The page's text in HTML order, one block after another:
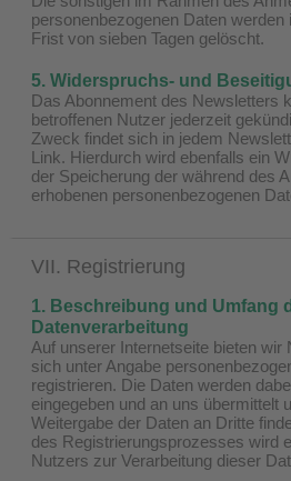
personenbezogenen Daten
Frist von sieben Tagen gelöscht.
5. Widerspruchs- und
Das Abonnement des Newsletters
betroffenen Nutzer jederzeit
Zweck findet sich in jedem
Link. Hierdurch wird ebenfalls ein
der Speicherung der während des
erhobenen personenbezogenen
VII. Registrierung
1. Beschreibung und Umfang
Datenverarbeitung
Auf unserer Internetseite bieten wir
sich unter Angabe
registrieren. Die Daten werden
eingegeben und an uns übermittelt
Weitergabe der Daten an Dritte
des Registrierungsprozesses wird
Nutzers zur Verarbeitung dieser